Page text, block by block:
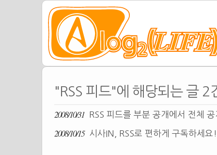
"RSS 피드"에 해당되는 글 2
2008/10/31 RSS 피드를 부분 공개에서 전체
2008/10/15 시사IN, RSS로 편하게 구독하세